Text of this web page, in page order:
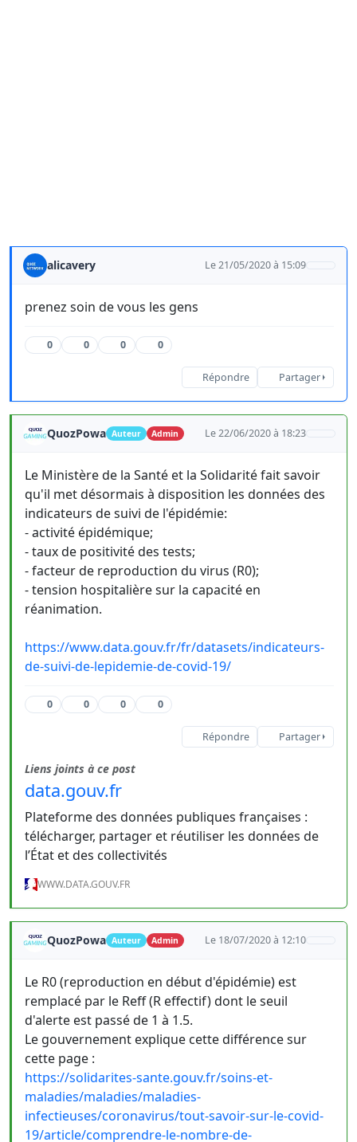
alicavery Le 21/05/2020 à 15:09
prenez soin de vous les gens
0 0 0 0
Répondre Partager
QuozPowa Auteur Admin Le 22/06/2020 à 18:23
Le Ministère de la Santé et la Solidarité fait savoir
qu'il met désormais à disposition les données des
indicateurs de suivi de l'épidémie:
- activité épidémique;
- taux de positivité des tests;
- facteur de reproduction du virus (R0);
- tension hospitalière sur la capacité en
réanimation.
https://www.data.gouv.fr/fr/datasets/indicateurs-
de-suivi-de-lepidemie-de-covid-19/
0 0 0 0
Répondre Partager
Liens joints à ce post
data.gouv.fr
Plateforme des données publiques françaises :
télécharger, partager et réutiliser les données de
l’État et des collectivités
WWW.DATA.GOUV.FR
QuozPowa Auteur Admin Le 18/07/2020 à 12:10
Le R0 (reproduction en début d'épidémie) est
remplacé par le Reff (R effectif) dont le seuil
d'alerte est passé de 1 à 1.5.
Le gouvernement explique cette différence sur
cette page :
https://solidarites-sante.gouv.fr/soins-et-
maladies/maladies/maladies-
infectieuses/coronavirus/tout-savoir-sur-le-covid-
19/article/comprendre-le-nombre-de-